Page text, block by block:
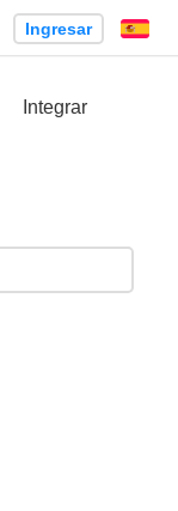
Ingresar
Integrar